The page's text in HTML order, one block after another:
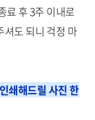
료 후 3주 이내로
셔도 되니 걱정 마
쇄해드릴 사진 한